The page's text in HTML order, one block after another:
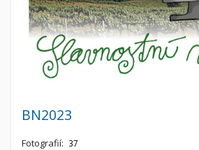
BN2023
Fotografií: 37